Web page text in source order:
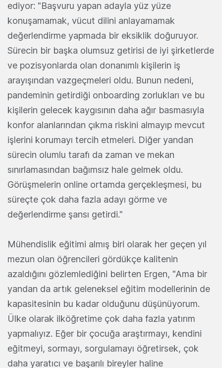
ediyor: "Başvuru yapan adayla yüz yüze
konuşamamak, vücut dilini anlayamamak
değerlendirme yapmada bir eksiklik doğuruyor.
Sürecin bir başka olumsuz getirisi de iyi şirketlerde
ve pozisyonlarda olan donanımlı kişilerin iş
arayışından vazgeçmeleri oldu. Bunun nedeni,
pandeminin getirdiği onboarding zorlukları ve bu
kişilerin gelecek kaygısının daha ağır basmasıyla
konfor alanlarından çıkma riskini almayıp mevcut
işlerini korumayı tercih etmeleri. Diğer yandan
sürecin olumlu tarafı da zaman ve mekan
sınırlamasından bağımsız hale gelmek oldu.
Görüşmelerin online ortamda gerçekleşmesi, bu
süreçte çok daha fazla adayı görme ve
değerlendirme şansı getirdi."
Mühendislik eğitimi almış biri olarak her geçen yıl
mezun olan öğrencileri gördükçe kalitenin
azaldığını gözlemlediğini belirten Ergen, "Ama bir
yandan da artık geleneksel eğitim modellerinin de
kapasitesinin bu kadar olduğunu düşünüyorum.
Ülke olarak ilköğretime çok daha fazla yatırım
yapmalıyız. Eğer bir çocuğa araştırmayı, kendini
eğitmeyi, sormayı, sorgulamayı öğretirsek, çok
daha yaratıcı ve başarılı bireyler haline